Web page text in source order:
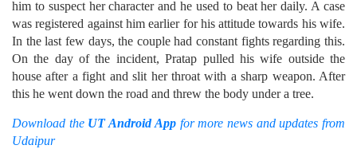
him to suspect her character and he used to beat her daily. A case
was registered against him earlier for his attitude towards his wife.
In the last few days, the couple had constant fights regarding this.
On the day of the incident, Pratap pulled his wife outside the
house after a fight and slit her throat with a sharp weapon. After
this he went down the road and threw the body under a tree.
Download the UT Android Appfor more news and updates from
Udaipur